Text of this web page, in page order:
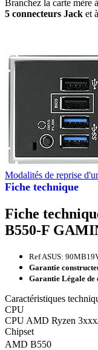
Fiche technique
Branchez la carte mère
5 connecteurs Jack et
Modalités de reprise
Fiche
B550-F
Ref ASUS:
Garantie
Garantie Légale de
Caractéristiques
CPU
CPU AMD Ryzen
Chipset
AMD B550